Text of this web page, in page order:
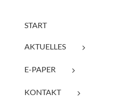
START
AKTUELLES
E-PAPER
KONTAKT